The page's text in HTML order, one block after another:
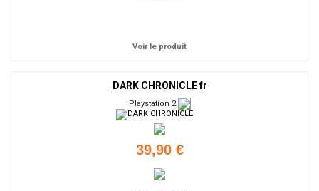
Voir le produit
DARK CHRONICLE fr
Playstation 2
39,90 €